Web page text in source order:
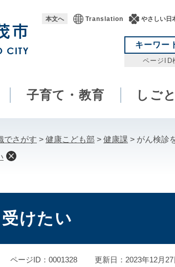
本文へ Translation やさしい日
キーワー
ページID
子育て・教育 しご
でさがす > 健康こども部 > 健康課 > がん検診
けたい
ページID：0001328 更新日：2023年12月